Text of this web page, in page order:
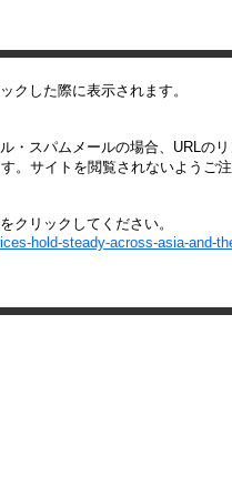
クした際に表示されます。
・スパムメールの場合、URLの
。サイトを閲覧されないようご
クリックしてください。
hold-steady-across-asia-and-